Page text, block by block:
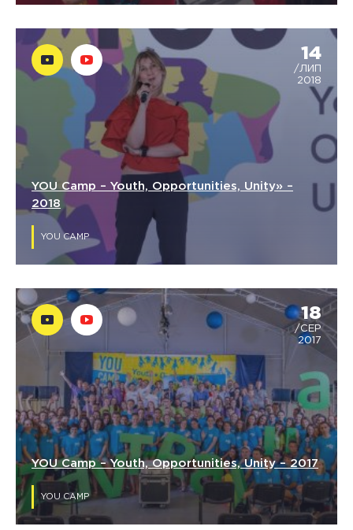
14
/ЛИП
2018
YOU Camp – Youth, Opportunities, Unity» –
2018
YOU CAMP
18
/СЕР
2017
YOU Camp – Youth, Opportunities, Unity – 2017
YOU CAMP